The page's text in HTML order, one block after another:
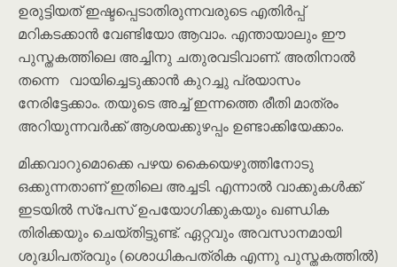
ഉരുട്ടിയത് ഇഷ്ടപ്പെടാതിരുന്നവരുടെ എതിർപ്പ്
മറികടക്കാൻ വേണ്ടിയോ ആവാം. എന്തായാലും ഈ
പുസ്തകത്തിലെ അച്ചിനു ചതുരവടിവാണ്. അതിനാൽ
തന്നെ വായിച്ചെടുക്കാൻ കുറച്ചു പ്രയാസം
നേരിട്ടേക്കാം. തയുടെ അച്ച് ഇന്നത്തെ രീതി മാത്രം
അറിയുന്നവർക്ക് ആശയക്കുഴപ്പം ഉണ്ടാക്കിയേക്കാം.
മിക്കവാറുമൊക്കെ പഴയ കൈയെഴുത്തിനോടു
ഒക്കുന്നതാണ് ഇതിലെ അച്ചടി. എന്നാൽ വാക്കുകൾക്ക്
ഇടയിൽ സ്പേസ് ഉപയോഗിക്കുകയും ഖണ്ഡിക
തിരിക്കയും ചെയ്തിട്ടുണ്ട്. ഏറ്റവും അവസാനമായി
ശുദ്ധിപത്രവും (ശൊധികപത്രിക എന്നു പുസ്തകത്തിൽ)